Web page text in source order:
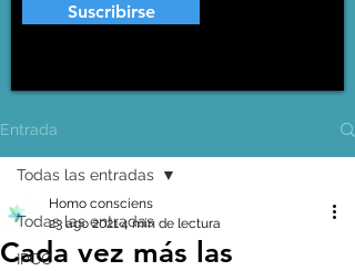
Suscribirse
Entrada
Todas las entradas
IPCC
Todas las entradas
Cada vez más las
Homo consciens
23 ago 20214 min de lectura